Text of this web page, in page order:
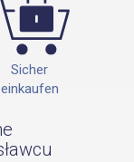
Sicher
einkaufen